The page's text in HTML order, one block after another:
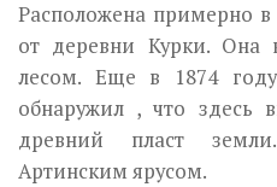
Расположена примерно в
от деревни Курки. Она
лесом. Еще в 1874
обнаружил , что здесь
древний пласт
Артинским ярусом.